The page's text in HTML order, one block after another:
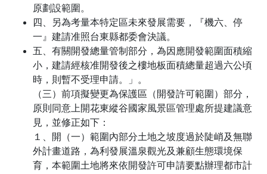
原劃設範圍。
四、另為考量本特定區未來發展需要，『機六、停
一』建請准照台東縣都委會決議。
五、有關開發總量管制部分，為因應開發範圍面積縮
小，建請經核准開發後之樓地板面積總量超過六公頃
時，則暫不受理申請。」。
（三）前項擬變更為保護區（開發許可範圍）部分，
原則同意上開花東縱谷國家風景區管理處所提建議意
見，並修正如下：
１、開（一）範圍內部分土地之坡度過於陡峭及無聯
外計畫道路，為利發展溫泉觀光及兼顧生態環境保
育，本範圍土地將來依開發許可申請要點辦理都市計